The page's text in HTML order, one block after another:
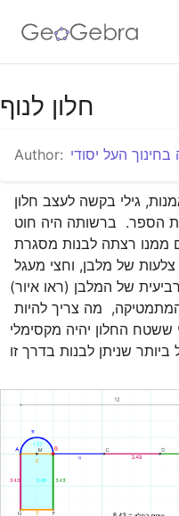
Google Classroom
GeoGebra Classroom
חלון לנוף
Author: העל יסודי
של המלבן (ראו איור).
החלון יהיה מקסימלי?